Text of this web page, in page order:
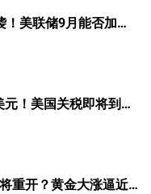
！美联储9月能否加
情一触即发
！美国关税即将到
高吗？
重开？黄金大涨逼近